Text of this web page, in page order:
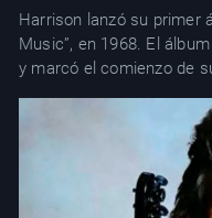
Harrison lanzó su primer
Music”, en 1968. El
y marcó el comienzo de